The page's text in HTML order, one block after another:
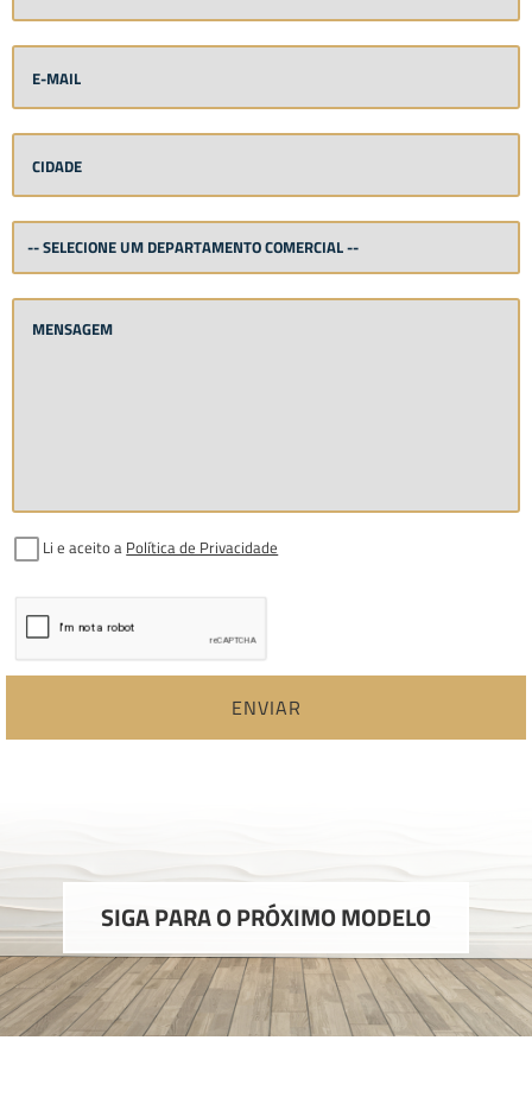
Li e aceito a Política de Privacidade
ENVIAR
SIGA PARA O PRÓXIMO MODELO